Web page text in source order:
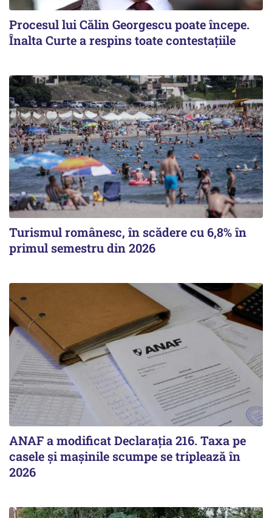
Procesul lui Călin Georgescu poate începe.
Înalta Curte a respins toate contestațiile
Turismul românesc, în scădere cu 6,8% în
primul semestru din 2026
ANAF a modificat Declarația 216. Taxa pe
casele și mașinile scumpe se triplează în
2026